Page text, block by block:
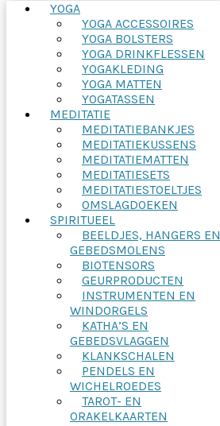
YOGA
YOGA ACCESSOIRES
YOGA BOLSTERS
YOGA DRINKFLESSEN
YOGAKLEDING
YOGA MATTEN
YOGATASSEN
MEDITATIE
MEDITATIEBANKJES
MEDITATIEKUSSENS
MEDITATIEMATTEN
MEDITATIESETS
MEDITATIESTOELTJES
OMSLAGDOEKEN
SPIRITUEEL
BEELDJES, HANGERS EN
GEBEDSMOLENS
BIOTENSORS
GEURPRODUCTEN
INSTRUMENTEN EN
WINDORGELS
KATHA’S EN
GEBEDSVLAGGEN
KLANKSCHALEN
PENDELS EN
WICHELROEDES
TAROT- EN
ORAKELKAARTEN